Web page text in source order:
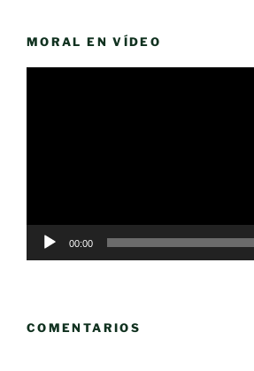
MORAL EN VÍDEO
00:00
COMENTARIOS